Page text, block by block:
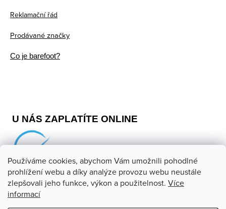
Používáme cookies, abychom Vám umožnili pohodlné
prohlížení webu a díky analýze provozu webu neustále
zlepšovali jeho funkce, výkon a použitelnost. Více
informací
Reklamační řád
Prodávané značky
Co je barefoot?
U NÁS ZAPLATÍTE ONLINE